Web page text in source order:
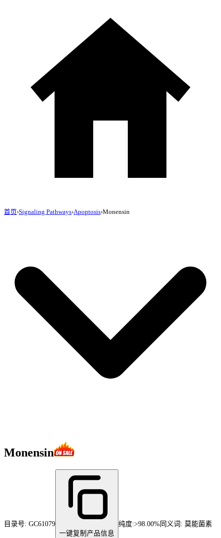
首页›Signaling Pathways›Apoptosis›Monensin
Monensin
目录号: GC61079
一键复制产品信息
纯度:>98.00% 同义词: 莫能菌素